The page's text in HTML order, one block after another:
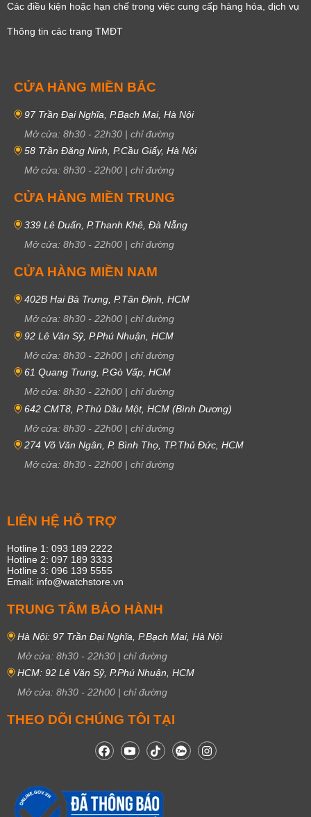
Các điều kiện hoặc hạn chế trong việc cung cấp hàng hóa, dịch vụ
Thông tin các trang TMĐT
CỬA HÀNG MIỀN BẮC
97 Trần Đại Nghĩa, P.Bạch Mai, Hà Nội
Mở cửa: 8h30 - 22h30 | chỉ đường
58 Trần Đăng Ninh, P.Cầu Giấy, Hà Nội
Mở cửa: 8h30 - 22h00 | chỉ đường
CỬA HÀNG MIỀN TRUNG
339 Lê Duẩn, P.Thanh Khê, Đà Nẵng
Mở cửa: 8h30 - 22h00 | chỉ đường
CỬA HÀNG MIỀN NAM
402B Hai Bà Trưng, P.Tân Định, HCM
Mở cửa: 8h30 - 22h00 | chỉ đường
92 Lê Văn Sỹ, P.Phú Nhuận, HCM
Mở cửa: 8h30 - 22h00 | chỉ đường
61 Quang Trung, P.Gò Vấp, HCM
Mở cửa: 8h30 - 22h00 | chỉ đường
642 CMT8, P.Thủ Dầu Một, HCM (Bình Dương)
Mở cửa: 8h30 - 22h00 | chỉ đường
274 Võ Văn Ngân, P. Bình Thọ, TP.Thủ Đức, HCM
Mở cửa: 8h30 - 22h00 | chỉ đường
LIÊN HỆ HỖ TRỢ
Hotline 1: 093 189 2222
Hotline 2: 097 189 3333
Hotline 3: 096 139 5555
Email: info@watchstore.vn
TRUNG TÂM BẢO HÀNH
Hà Nội: 97 Trần Đại Nghĩa, P.Bạch Mai, Hà Nội
Mở cửa: 8h30 - 22h30 | chỉ đường
HCM: 92 Lê Văn Sỹ, P.Phú Nhuận, HCM
Mở cửa: 8h30 - 22h00 | chỉ đường
THEO DÕI CHÚNG TÔI TẠI